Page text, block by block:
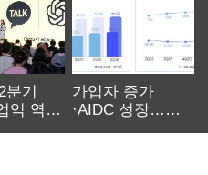
분기
익 역대
가입자 증가
·AIDC 성장…